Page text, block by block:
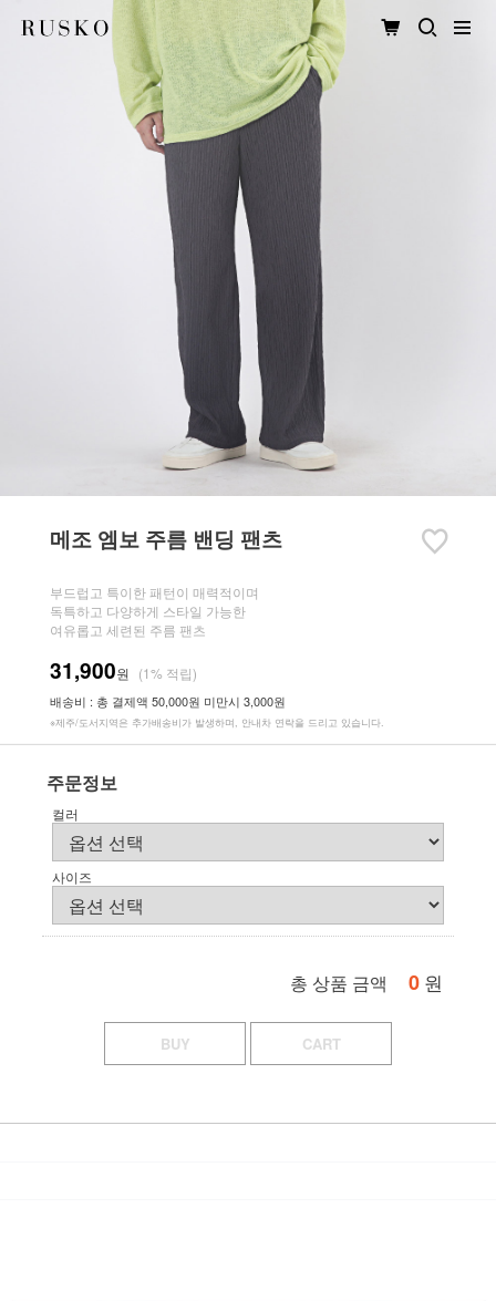
메조 엠보 주름 밴딩 팬츠
부드럽고 특이한 패턴이 매력적이며
독특하고 다양하게 스타일 가능한
여유롭고 세련된 주름 팬츠
31,900원 (1% 적립)
배송비 : 총 결제액 50,000원 미만시 3,000원
※제주/도서지역은 추가배송비가 발생하며, 안내차 연락을 드리고 있습니다.
주문정보
컬러
사이즈
총 상품 금액 0 원
BUY CART